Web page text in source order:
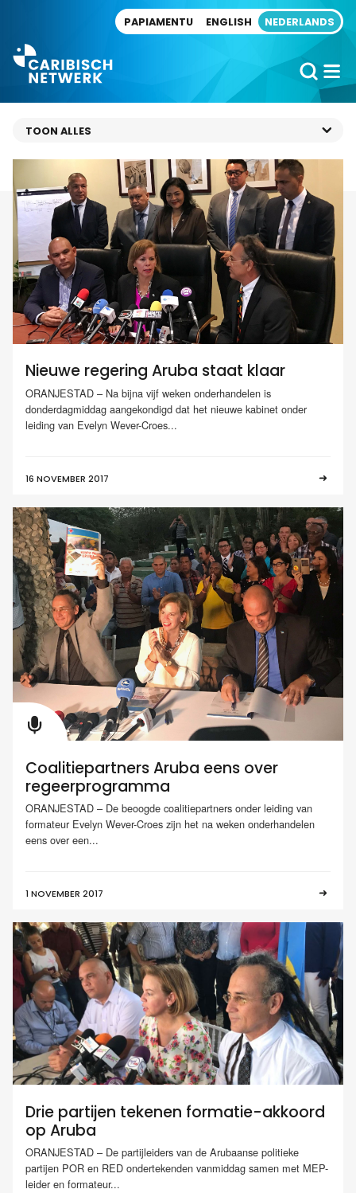
PAPIAMENTU ENGLISH NEDERLANDS
Nieuwe regering Aruba staat klaar
ORANJESTAD – Na bijna vijf weken onderhandelen is
donderdagmiddag aangekondigd dat het nieuwe kabinet onder
leiding van Evelyn Wever-Croes...
16 NOVEMBER 2017
Coalitiepartners Aruba eens over
regeerprogramma
ORANJESTAD – De beoogde coalitiepartners onder leiding van
formateur Evelyn Wever-Croes zijn het na weken onderhandelen
eens over een...
1 NOVEMBER 2017
Drie partijen tekenen formatie-akkoord
op Aruba
ORANJESTAD – De partijleiders van de Arubaanse politieke
partijen POR en RED ondertekenden vanmiddag samen met MEP-
leider en formateur...